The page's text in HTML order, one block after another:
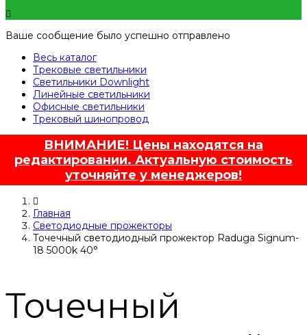
Ваше сообщение было успешно отправлено
Весь каталог
Трековые светильники
Светильники Downlight
Линейные светильники
Офисные светильники
Трековый шинопровод
ВНИМАНИЕ! Цены находятся на
редактировании. Актуальную стоимость
уточняйте у менеджеров!
Главная
Светодиодные прожекторы
Точечный светодиодный прожектор Raduga Signum-
18 5000k 40°
Точечный